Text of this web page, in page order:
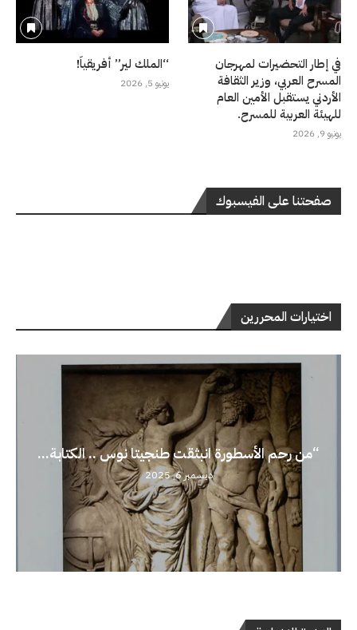
في إطار التحضيرات لمهرجان
المسرح العربي، وزير الثقافة
الأردني يستقبل الأمين العام
للهيئة العربية للمسرح.
يونيو 9, 2026
“الملك لير” أفريقياً!
يونيو 5, 2026
صفحتنا على الفيسبوك
اختيارات المحررين
“من رحم الأسطورة انبثقت طنجيتا نوس .. الكتابة...
ديسمبر 6, 2025